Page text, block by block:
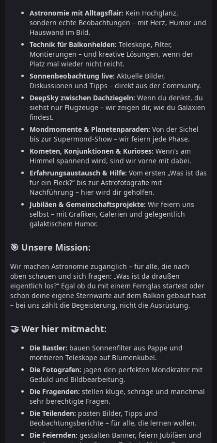
Astronomie mit Alltagsflair: Kein Hochglanz,
sondern echte Beobachtungen – mit Herz, Humor und
Hauswand im Bild.
Technik für Balkonhelden: Teleskope, Filter,
Montierungen – und kreative Lösungen, wenn der
Platz mal wieder nicht reicht.
Sonnenbeobachtung live: Aktuelle Bilder,
Diskussionen und Tipps – direkt aus der Community.
DeepSky zwischen Dachziegeln: Wenn du denkst, du
siehst nur Flugzeuge – wir zeigen dir, wie du Galaxien
findest.
Mondmomente & Planetenparaden: Von der Sichel
bis zur Supermond-Show – wir feiern jede Phase.
Kometen, Konjunktionen & Kurioses: Wenn’s am
Himmel spannend wird, sind wir vorne mit dabei.
Erfahrungsaustausch & Hilfe: Vom ersten „Was ist das
für ein Fleck?“ bis zur Astrofotografie mit
Nachführung – hier wird dir geholfen.
Jubiläen & Gemeinschaftsprojekte: Wir feiern uns
selbst – mit Grafiken, Galerien und gelegentlich
galaktischem Humor.
🎯 Unsere Mission:
Wir machen Astronomie zugänglich – für alle, die nach
oben schauen und sich fragen: „Was ist da draußen
eigentlich los?“ Egal ob du mit einem Fernglas startest oder
schon deine eigene Sternwarte auf dem Balkon gebaut hast
– bei uns zählt die Begeisterung, nicht die Ausrüstung.
🤝 Wer hier mitmacht:
Die Bastler: bauen Sonnenfilter aus Pappe und
montieren Teleskope auf Blumenkübel.
Die Fotografen: jagen den perfekten Mondkrater mit
Geduld und Bildbearbeitung.
Die Fragenden: stellen kluge, schräge und manchmal
sehr berechtigte Fragen.
Die Teilenden: posten Bilder, Tipps und
Beobachtungsberichte – für alle, die lernen wollen.
Die Feiernden: gestalten Banner, feiern Jubiläen und